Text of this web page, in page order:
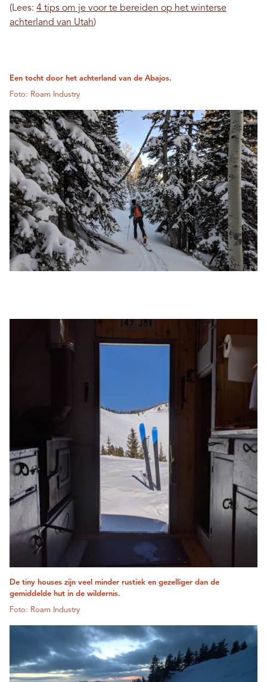
(Lees: 4 tips om je voor te bereiden op het winterse
achterland van Utah)
Een tocht door het achterland van de Abajos.
Foto: Roam Industry
De tiny houses zijn veel minder rustiek en gezelliger dan de
gemiddelde hut in de wildernis.
Foto: Roam Industry